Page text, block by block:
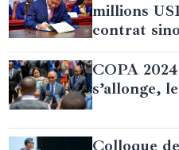
millions
contrat
COPA
s’allonge,
Colloque